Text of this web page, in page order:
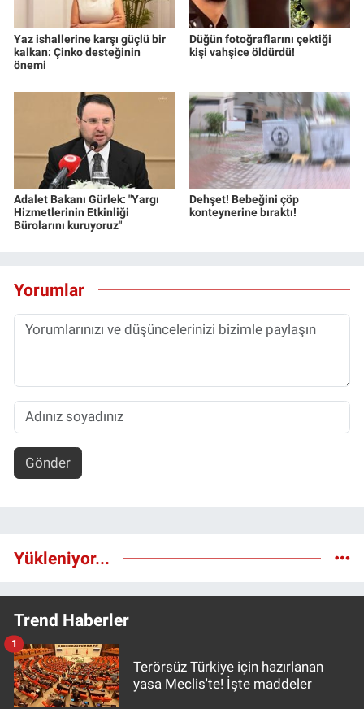
Yaz ishallerine karşı güçlü bir
kalkan: Çinko desteğinin
önemi
Düğün fotoğraflarını çektiği
kişi vahşice öldürdü!
Adalet Bakanı Gürlek: "Yargı
Hizmetlerinin Etkinliği
Bürolarını kuruyoruz"
Dehşet! Bebeğini çöp
konteynerine bıraktı!
Yorumlar
Gönder
Yükleniyor...
Trend Haberler
Terörsüz Türkiye için hazırlanan
yasa Meclis'te! İşte maddeler
1